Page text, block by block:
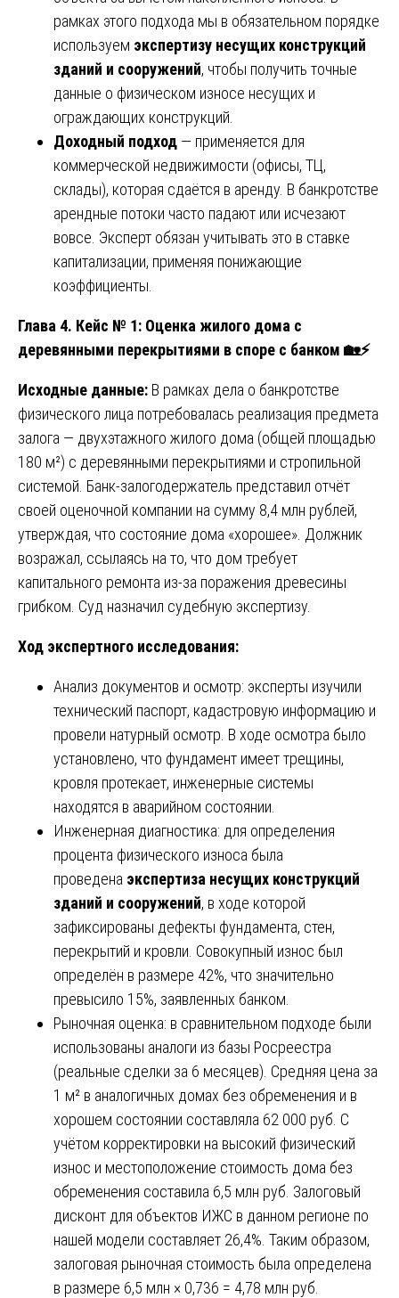
рамках этого подхода мы в обязательном порядке
используем экспертизу несущих конструкций
зданий и сооружений, чтобы получить точные
данные о физическом износе несущих и
ограждающих конструкций.
Доходный подход — применяется для
коммерческой недвижимости (офисы, ТЦ,
склады), которая сдаётся в аренду. В банкротстве
арендные потоки часто падают или исчезают
вовсе. Эксперт обязан учитывать это в ставке
капитализации, применяя понижающие
коэффициенты.
Глава 4. Кейс № 1: Оценка жилого дома с
деревянными перекрытиями в споре с банком 🏡⚡
Исходные данные: В рамках дела о банкротстве
физического лица потребовалась реализация предмета
залога — двухэтажного жилого дома (общей площадью
180 м²) с деревянными перекрытиями и стропильной
системой. Банк-залогодержатель представил отчёт
своей оценочной компании на сумму 8,4 млн рублей,
утверждая, что состояние дома «хорошее». Должник
возражал, ссылаясь на то, что дом требует
капитального ремонта из-за поражения древесины
грибком. Суд назначил судебную экспертизу.
Ход экспертного исследования:
Анализ документов и осмотр: эксперты изучили
технический паспорт, кадастровую информацию и
провели натурный осмотр. В ходе осмотра было
установлено, что фундамент имеет трещины,
кровля протекает, инженерные системы
находятся в аварийном состоянии.
Инженерная диагностика: для определения
процента физического износа была
проведена экспертиза несущих конструкций
зданий и сооружений, в ходе которой
зафиксированы дефекты фундамента, стен,
перекрытий и кровли. Совокупный износ был
определён в размере 42%, что значительно
превысило 15%, заявленных банком.
Рыночная оценка: в сравнительном подходе были
использованы аналоги из базы Росреестра
(реальные сделки за 6 месяцев). Средняя цена за
1 м² в аналогичных домах без обременения и в
хорошем состоянии составляла 62 000 руб. С
учётом корректировки на высокий физический
износ и местоположение стоимость дома без
обременения составила 6,5 млн руб. Залоговый
дисконт для объектов ИЖС в данном регионе по
нашей модели составляет 26,4%. Таким образом,
залоговая рыночная стоимость была определена
в размере 6,5 млн × 0,736 = 4,78 млн руб.